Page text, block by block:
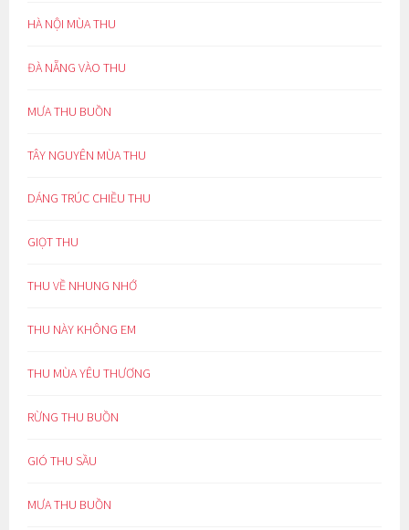
HÀ NỘI MÙA THU
ĐÀ NẴNG VÀO THU
MƯA THU BUỒN
TÂY NGUYÊN MÙA THU
DÁNG TRÚC CHIỀU THU
GIỌT THU
THU VỀ NHUNG NHỚ
THU NÀY KHÔNG EM
THU MÙA YÊU THƯƠNG
RỪNG THU BUỒN
GIÓ THU SẦU
MƯA THU BUỒN